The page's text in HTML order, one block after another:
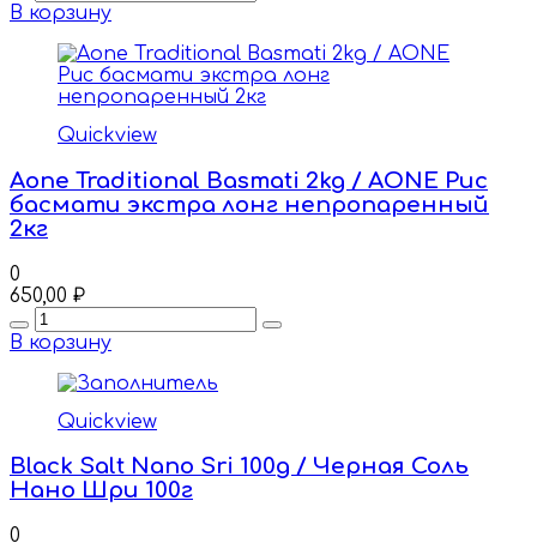
В корзину
Quickview
Aone Traditional Basmati 2kg / AONE Рис
басмати экстра лонг непропаренный
2кг
0
650,00 ₽
Quantity
В корзину
Quickview
Black Salt Nano Sri 100g / Черная Соль
Нано Шри 100г
0